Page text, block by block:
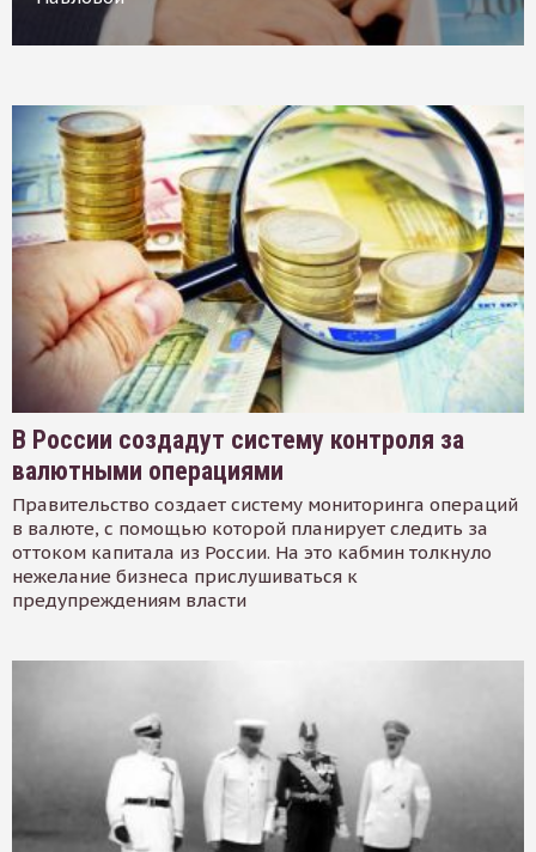
В России создадут систему контроля за
валютными операциями
Правительство создает систему мониторинга операций
в валюте, с помощью которой планирует следить за
оттоком капитала из России. На это кабмин толкнуло
нежелание бизнеса прислушиваться к
предупреждениям власти